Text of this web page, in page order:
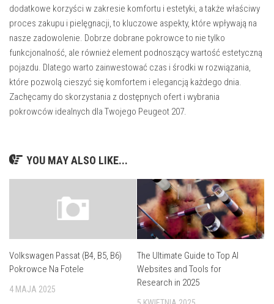
dodatkowe korzyści w zakresie komfortu i estetyki, a także właściwy
proces zakupu i pielęgnacji, to kluczowe aspekty, które wpływają na
nasze zadowolenie. Dobrze dobrane pokrowce to nie tylko
funkcjonalność, ale również element podnoszący wartość estetyczną
pojazdu. Dlatego warto zainwestować czas i środki w rozwiązania,
które pozwolą cieszyć się komfortem i elegancją każdego dnia.
Zachęcamy do skorzystania z dostępnych ofert i wybrania
pokrowców idealnych dla Twojego Peugeot 207.
YOU MAY ALSO LIKE...
Volkswagen Passat (B4, B5, B6)
Pokrowce Na Fotele
4 MAJA 2025
The Ultimate Guide to Top AI
Websites and Tools for
Research in 2025